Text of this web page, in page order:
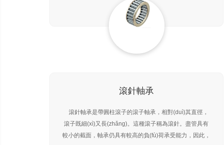
時(shí)，可以自動(dòng)調(diào)整，不增加軸承
滾針軸承
滾針軸承是帶圓柱滾子的滾子軸承，相對(duì)其直徑，
滾子既細(xì)又長(zhǎng)。這種滾子稱為滾針。盡管具有
較小的截面，軸承仍具有較高的負(fù)荷承受能力，因此，